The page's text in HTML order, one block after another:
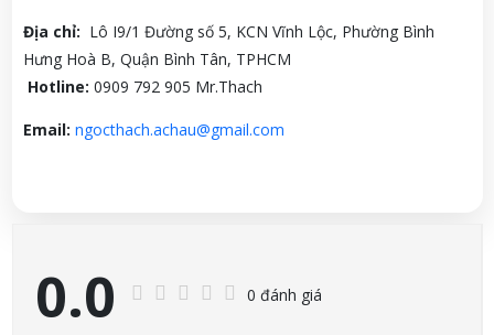
Địa chỉ: Lô I9/1 Đường số 5, KCN Vĩnh Lộc, Phường Bình
Hưng Hoà B, Quận Bình Tân, TPHCM
Hotline: 0909 792 905 Mr.Thach
Email: ngocthach.achau@gmail.com
0.0 0 đánh giá